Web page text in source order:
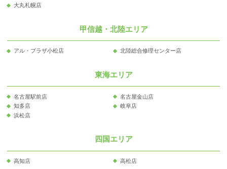
大丸札幌店
甲信越・北陸エリア
アル・プラザ小松店 北陸総合修理センター店
東海エリア
名古屋駅前店
名古屋金山店
知多店
岐阜店
浜松店
四国エリア
高知店 高松店